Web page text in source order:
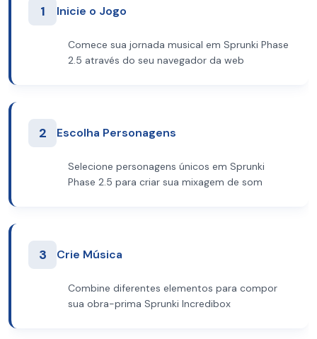
1 Inicie o Jogo
Comece sua jornada musical em Sprunki Phase
2.5 através do seu navegador da web
2 Escolha Personagens
Selecione personagens únicos em Sprunki
Phase 2.5 para criar sua mixagem de som
3 Crie Música
Combine diferentes elementos para compor
sua obra-prima Sprunki Incredibox